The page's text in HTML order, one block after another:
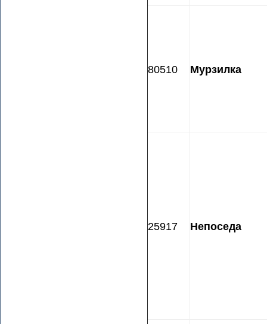
80510 Мурзилка
25917 Непоседа